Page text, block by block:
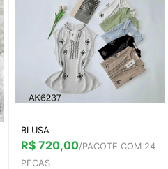
BLUSA
R$ 720,00/PACOTE COM 24
PECAS